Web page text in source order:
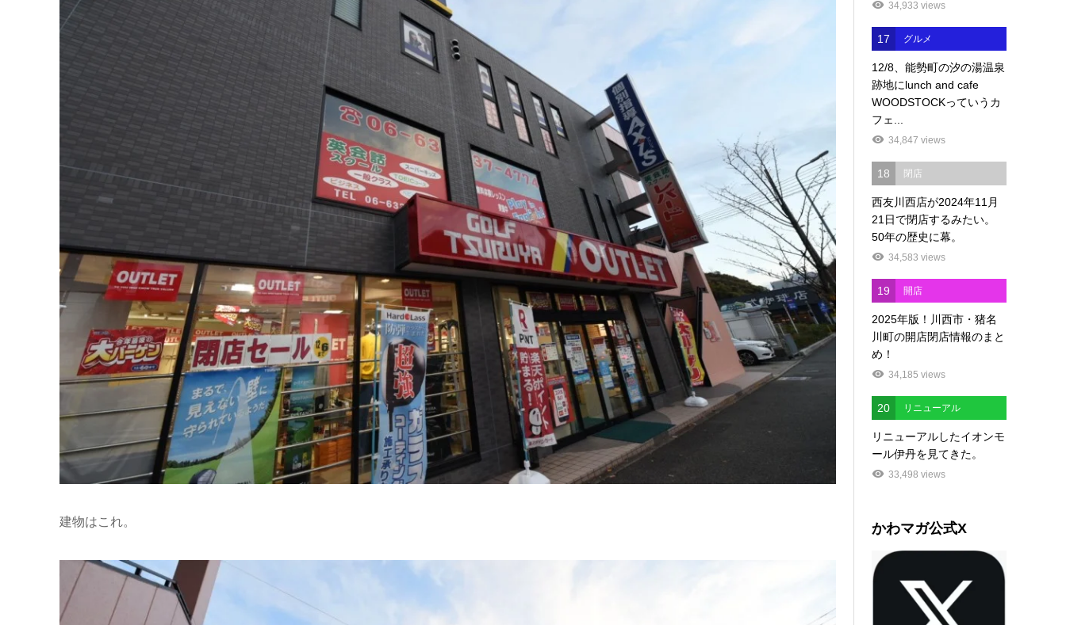
建物はこれ。
34,933 views
17 グルメ
12/8、能勢町の汐の湯温泉
跡地にlunch and cafe
WOODSTOCKっていうカ
フェ...
34,847 views
18 閉店
西友川西店が2024年11月
21日で閉店するみたい。
50年の歴史に幕。
34,583 views
19 開店
2025年版！川西市・猪名
川町の開店閉店情報のまと
め！
34,185 views
20 リニューアル
リニューアルしたイオンモ
ール伊丹を見てきた。
33,498 views
かわマガ公式X